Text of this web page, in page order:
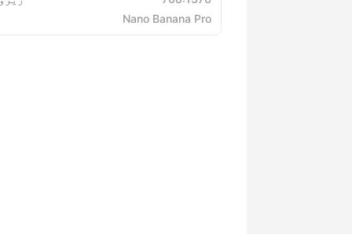
Nano Banana Pro